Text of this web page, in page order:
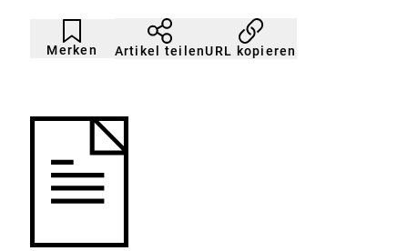
Merken
Artikel
nicht
gemerkt
Durch
Klicken
der
Artikel teilenURL kopieren